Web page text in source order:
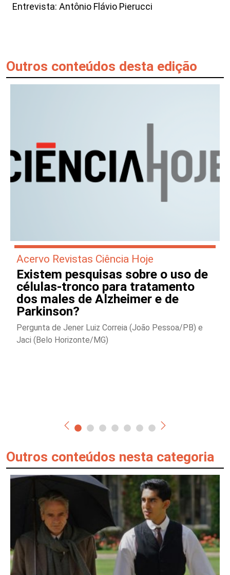
Entrevista: Antônio Flávio Pierucci
Outros conteúdos desta edição
Acervo Revistas Ciência Hoje
Existem pesquisas sobre o uso de
células-tronco para tratamento
dos males de Alzheimer e de
Parkinson?
Pergunta de Jener Luiz Correia (João Pessoa/PB) e
Jaci (Belo Horizonte/MG)
Outros conteúdos nesta categoria